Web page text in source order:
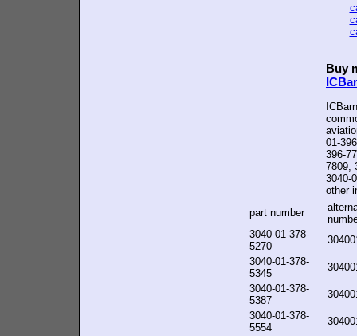
Buy
01-
396-
7809,
3040-
other
part number
3040-01-378-
5270
3040-01-378-
5345
3040-01-378-
5387
3040-01-378-
5554